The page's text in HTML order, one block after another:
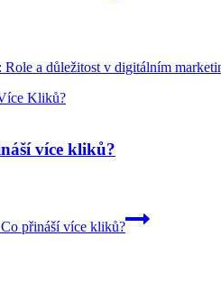
Role a důležitost v digitálním
více kliků?
přináší více kliků?